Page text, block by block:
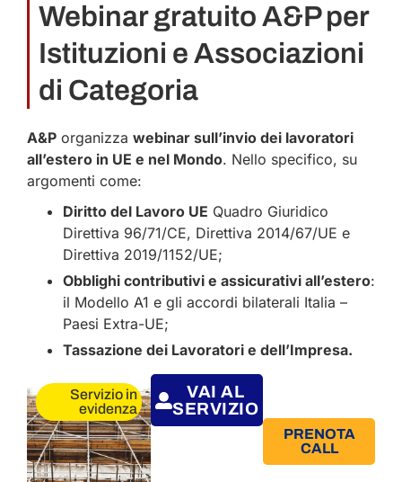
Webinar gratuito A&P per
Istituzioni e Associazioni
di Categoria
A&P organizza webinar sull’invio dei lavoratori
all’estero in UE e nel Mondo. Nello specifico, su
argomenti come:
Diritto del Lavoro UE Quadro Giuridico
Direttiva 96/71/CE, Direttiva 2014/67/UE e
Direttiva 2019/1152/UE;
Obblighi contributivi e assicurativi all’estero:
il Modello A1 e gli accordi bilaterali Italia –
Paesi Extra-UE;
Tassazione dei Lavoratori e dell’Impresa.
Servizio in
evidenza
VAI AL
SERVIZIO
PRENOTA
CALL